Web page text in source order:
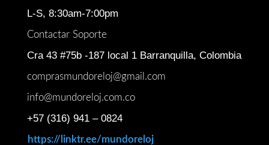
L-S, 8:30am-7:00pm
Contactar Soporte
Cra 43 #75b -187 local 1 Barranquilla, Colombia
comprasmundoreloj@gmail.com
info@mundoreloj.com.co
+57 (316) 941 – 0824
https://linktr.ee/mundoreloj